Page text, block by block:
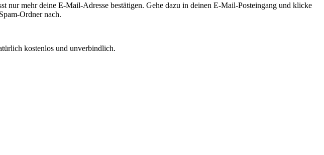
mehr deine E-Mail-Adresse bestätigen. Gehe dazu in deinen E-Mail-Posteingang und klicke
Ordner nach.
kostenlos und unverbindlich.